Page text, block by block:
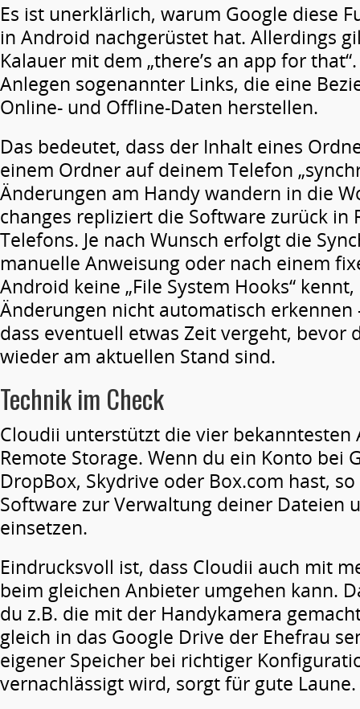
Es ist unerklärlich, warum Google diese
in Android nachgerüstet hat. Allerdings
Kalauer mit dem „there’s an app for
Anlegen sogenannter Links, die eine
Online- und Offline-Daten herstellen.
Das bedeutet, dass der Inhalt eines
einem Ordner auf deinem Telefon
Änderungen am Handy wandern in die
changes repliziert die Software zurück in
Telefons. Je nach Wunsch erfolgt die
manuelle Anweisung oder nach einem
Android keine „File System Hooks“
Änderungen nicht automatisch erkennen
dass eventuell etwas Zeit vergeht, bevor
wieder am aktuellen Stand sind.
Technik im Check
Cloudii unterstützt die vier bekanntesten
Remote Storage. Wenn du ein Konto bei
DropBox, Skydrive oder Box.com hast,
Software zur Verwaltung deiner Dateien
einsetzen.
Eindrucksvoll ist, dass Cloudii auch mit
beim gleichen Anbieter umgehen kann.
du z.B. die mit der Handykamera
gleich in das Google Drive der Ehefrau
eigener Speicher bei richtiger
vernachlässigt wird, sorgt für gute Laune.